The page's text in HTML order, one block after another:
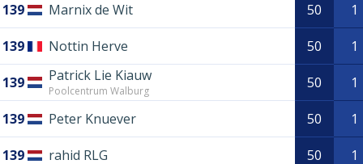
139 Marnix de Wit 50 1
139 Nottin Herve 50 1
139 Patrick Lie Kiauw
Poolcentrum Walburg 50 1
139 Peter Knuever 50 1
139 rahid RLG 50 1